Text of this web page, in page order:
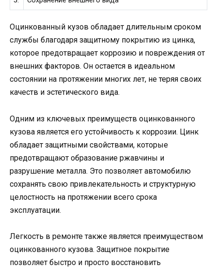
Оцинкованный кузов обладает длительным сроком
службы благодаря защитному покрытию из цинка,
которое предотвращает коррозию и повреждения от
внешних факторов. Он остается в идеальном
состоянии на протяжении многих лет, не теряя своих
качеств и эстетического вида.
Одним из ключевых преимуществ оцинкованного
кузова является его устойчивость к коррозии. Цинк
обладает защитными свойствами, которые
предотвращают образование ржавчины и
разрушение металла. Это позволяет автомобилю
сохранять свою привлекательность и структурную
целостность на протяжении всего срока
эксплуатации.
Легкость в ремонте также является преимуществом
оцинкованного кузова. Защитное покрытие
позволяет быстро и просто восстановить